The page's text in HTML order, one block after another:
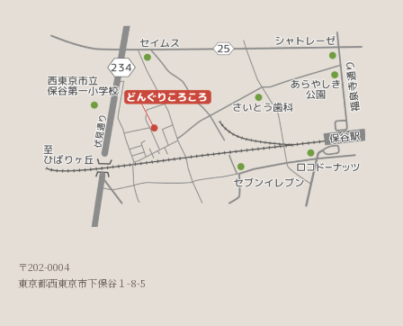
〒202-0004
東京都西東京市下保谷１-8-5